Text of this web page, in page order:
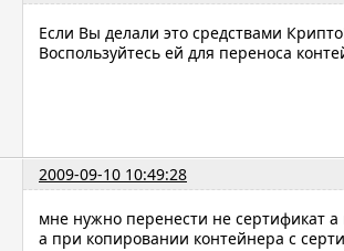
Если Вы делали это средствами
Воспользуйтесь ей для переноса
2009-09-10 10:49:28
мне нужно перенести не сертификат
а при копировании контейнера с